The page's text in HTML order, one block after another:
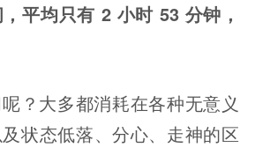
平均只有 2 小时 53 分钟，
？大多都消耗在各种无意义
状态低落、分心、走神的区